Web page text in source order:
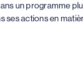
un programme
ses actions en